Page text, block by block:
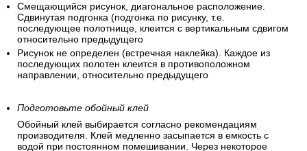
Смещающийся рисунок, диагональное расположение.
Сдвинутая подгонка (подгонка по рисунку, т.е.
последующее полотнище, клеится с вертикальным сдвигом
относительно предыдущего
Рисунок не определен (встречная наклейка). Каждое из
последующих полотен клеится в противоположном
направлении, относительно предыдущего
Подготовьте обойный клей
Обойный клей выбирается согласно рекомендациям
производителя. Клей медленно засыпается в емкость с
водой при постоянном помешивании. Через некоторое